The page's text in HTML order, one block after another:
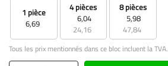
1 pièce
6,69
4 pièces
6,04
24,16
8 pièces
5,98
47,84
Tous les prix mentionnés dans ce bloc incluent la TVA.